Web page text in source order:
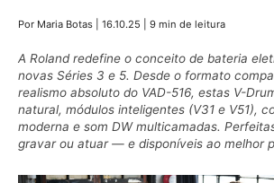
Por Maria Botas 16.10.25 9 min de leitura
A Roland redefine o conceito de bateria
novas Séries 3 e 5. Desde o formato
realismo absoluto do VAD-516, estas V-
natural, módulos inteligentes (V31 e V51),
moderna e som DW multicamadas.
gravar ou atuar — e disponíveis ao melhor